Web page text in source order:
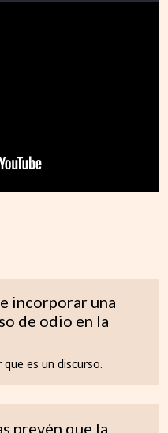
incorporar una
de odio en la
es un discurso.
prevén que la